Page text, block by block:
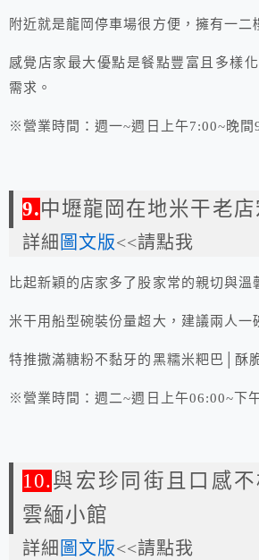
附近就是龍岡停車場很方便，擁有一二
感覺店家最大優點是餐點豐富且多樣
需求。
※營業時間：週一~週日上午7:00~晚間
9.中壢龍岡在地米干老店
詳細 圖文版<<請點我
比起新穎的店家多了股家常的親切與溫
米干用船型碗裝份量超大，建議兩人一
特推撒滿糖粉不黏牙的黑糯米粑巴│酥
※營業時間：週二~週日上午06:00~下
10.與宏珍同街且口感
雲緬小館
詳細 圖文版<<請點我